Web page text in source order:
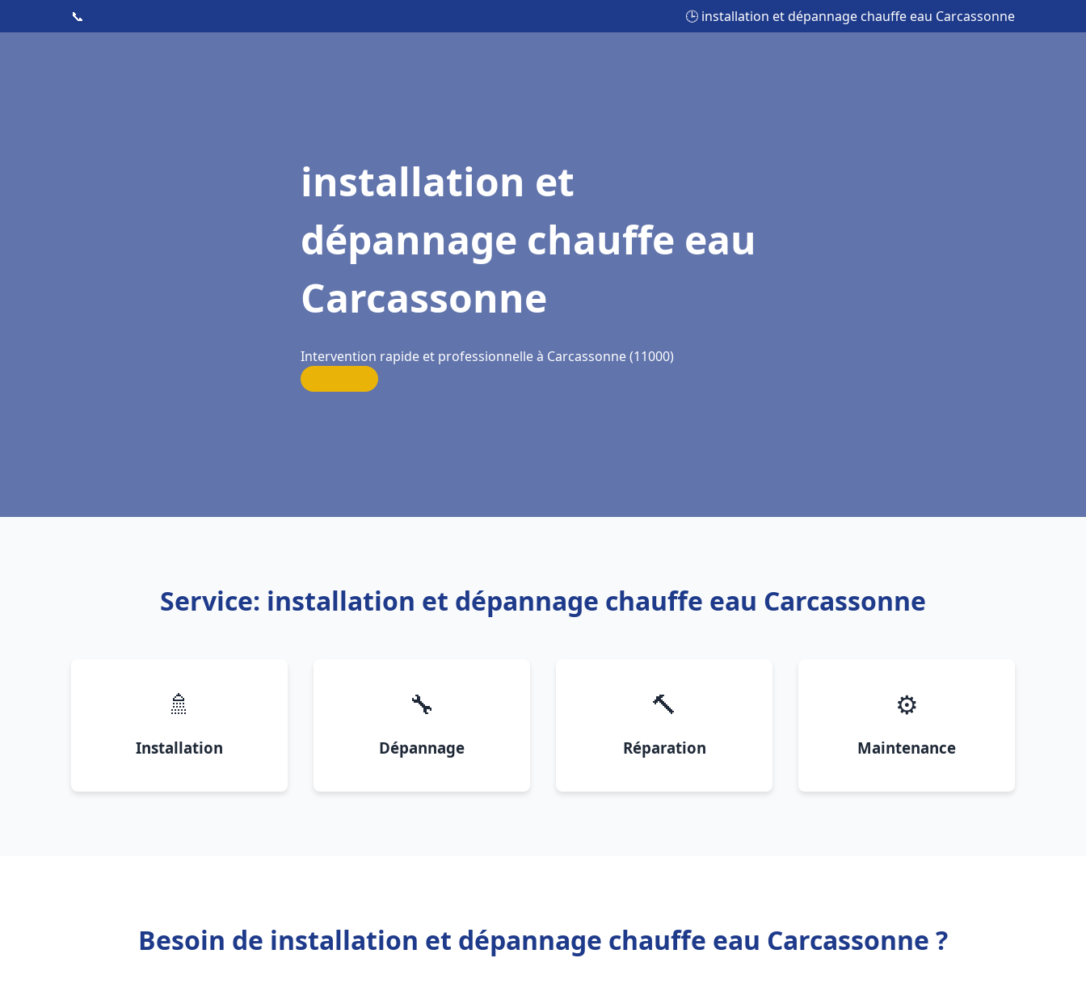
📞 🕒 installation et dépannage chauffe eau Carcassonne
installation et
dépannage chauffe eau
Carcassonne
Intervention rapide et professionnelle à Carcassonne (11000)
Service: installation et dépannage chauffe eau Carcassonne
🚿
Installation
🔧
Dépannage
🔨
Réparation
⚙️
Maintenance
Besoin de installation et dépannage chauffe eau Carcassonne ?